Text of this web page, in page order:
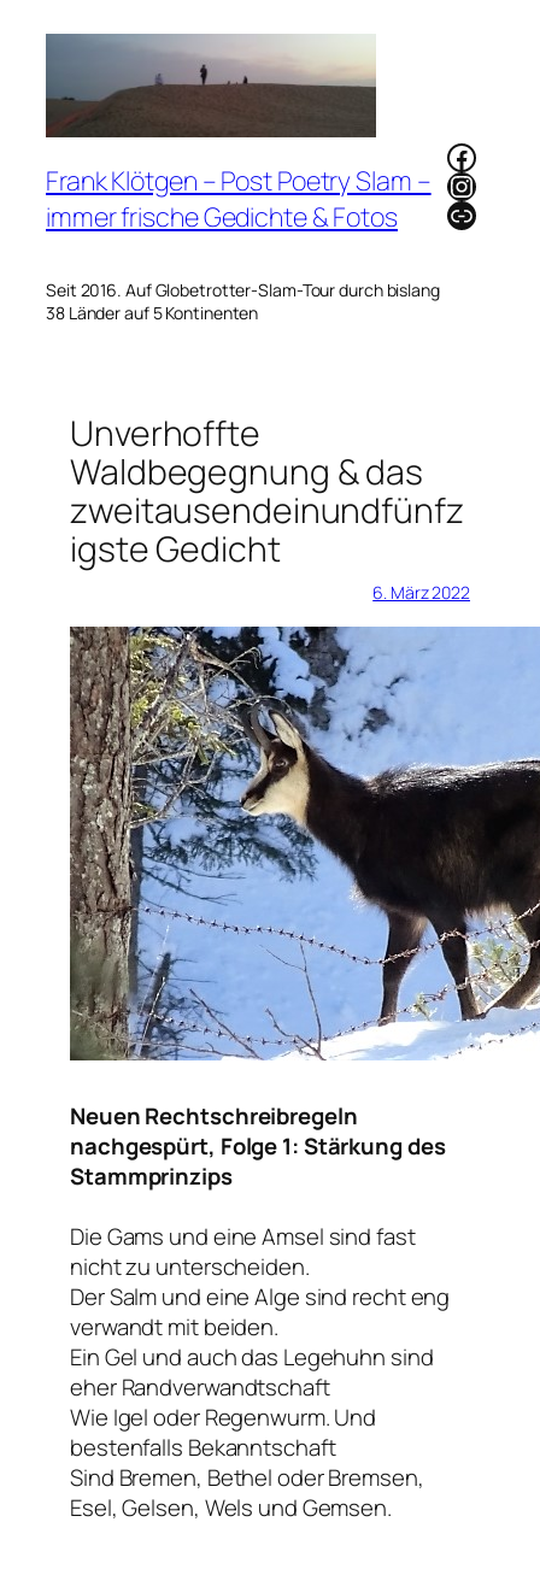
Frank Klötgen – Post Poetry Slam –
immer frische Gedichte & Fotos
Seit 2016. Auf Globetrotter-Slam-Tour durch bislang
38 Länder auf 5 Kontinenten
Link
Unverhoffte
Waldbegegnung & das
zweitausendeinundfünfz
igste Gedicht
6. März 2022
Neuen Rechtschreibregeln
nachgespürt, Folge 1: Stärkung des
Stammprinzips
Die Gams und eine Amsel sind fast
nicht zu unterscheiden.
Der Salm und eine Alge sind recht eng
verwandt mit beiden.
Ein Gel und auch das Legehuhn sind
eher Randverwandtschaft
Wie Igel oder Regenwurm. Und
bestenfalls Bekanntschaft
Sind Bremen, Bethel oder Bremsen,
Esel, Gelsen, Wels und Gemsen.